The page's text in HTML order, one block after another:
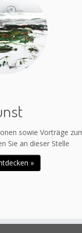
sowie Vorträge
Sie an dieser Stelle
»